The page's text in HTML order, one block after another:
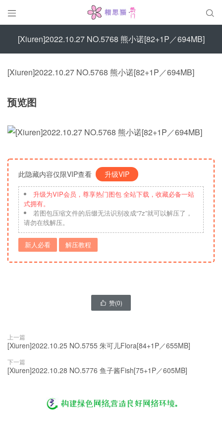
 
[Xiuren]2022.10.27 NO.5768 熊小诺[82+1P／694MB]
[Xiuren]2022.10.27 NO.5768 熊小诺[82+1P／694MB]
预览图
此隐藏内容仅限VIP查看 升级VIP
升级为VIP会员，尊享热门图包 全站下载，收藏必备一站
式拥有。
若图包压缩文件的后缀无法识别改成“7z”就可以解压了，
请勿在线解压。
新人必看 解压教程
 赞(0)
上一篇
[Xiuren]2022.10.25 NO.5755 朱可儿Flora[84+1P／655MB]
下一篇
[Xiuren]2022.10.28 NO.5776 鱼子酱Fish[75+1P／605MB]